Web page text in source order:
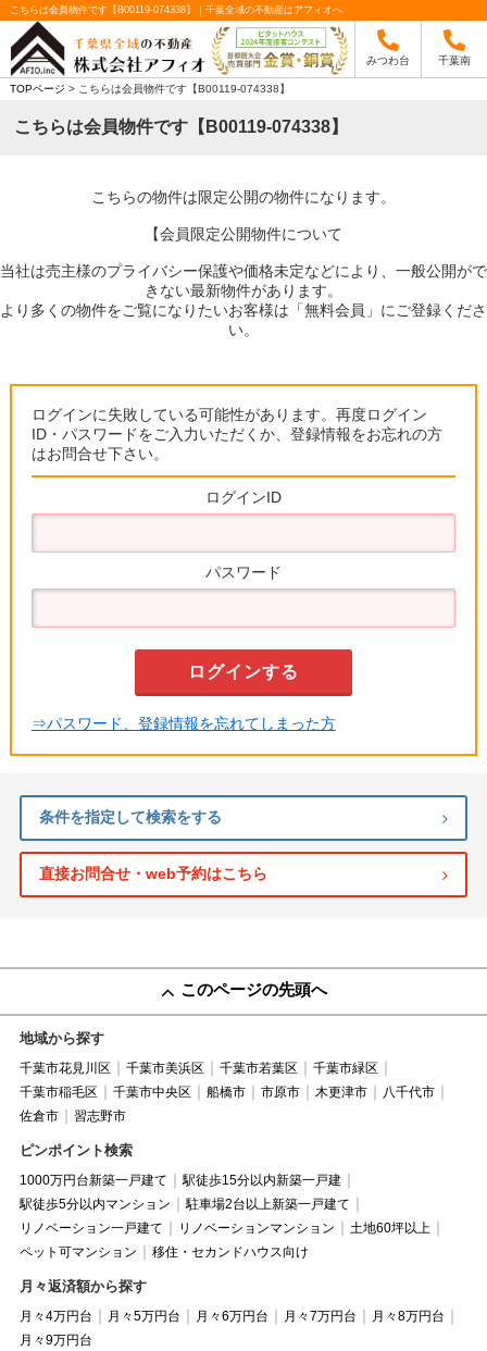
こちらは会員物件です【B00119-074338】｜千葉全域の不動産はアフィオへ
みつわ台 千葉南
TOPページ > こちらは会員物件です【B00119-074338】
こちらは会員物件です【B00119-074338】
こちらの物件は限定公開の物件になります。
【会員限定公開物件について
当社は売主様のプライバシー保護や価格未定などにより、一般公開がで
きない最新物件があります。
より多くの物件をご覧になりたいお客様は「無料会員」にご登録くださ
い。
ログインに失敗している可能性があります。再度ログイン
ID・パスワードをご入力いただくか、登録情報をお忘れの方
はお問合せ下さい。
ログインID
パスワード
⇒パスワード、登録情報を忘れてしまった方
条件を指定して検索をする
直接お問合せ・web予約はこちら
このページの先頭へ
地域から探す
千葉市花見川区 千葉市美浜区 千葉市若葉区
千葉市緑区
千葉市稲毛区
千葉市中央区 船橋市 市原市 木更津市
八千代市
佐倉市
習志野市
ピンポイント検索
1000万円台新築一戸建て
駅徒歩15分以内新築一戸建
駅徒歩5分以内マンション
駐車場2台以上新築一戸建て
リノベーション一戸建て
リノベーションマンション
土地60坪以上
ペット可マンション
移住・セカンドハウス向け
月々返済額から探す
月々4万円台 月々5万円台 月々6万円台 月々7万円台
月々8万円台
月々9万円台